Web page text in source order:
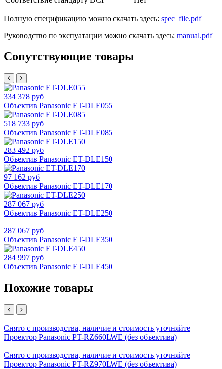
Полную спецификацию можно скачать здесь: spec_file.pdf
Руководство по экспуатации можно скачать здесь: manual.pdf
Сопутствующие товары
334 378 руб
Объектив Panasonic ET-DLE055
518 733 руб
Объектив Panasonic ET-DLE085
283 492 руб
Объектив Panasonic ET-DLE150
97 162 руб
Объектив Panasonic ET-DLE170
287 067 руб
Объектив Panasonic ET-DLE250
287 067 руб
Объектив Panasonic ET-DLE350
284 997 руб
Объектив Panasonic ET-DLE450
Похожие товары
Снято с производства, наличие и стоимость уточняйте
Проектор Panasonic PT-RZ660LWE (без объектива)
Снято с производства, наличие и стоимость уточняйте
Проектор Panasonic PT-RZ970LWE (без объектива)